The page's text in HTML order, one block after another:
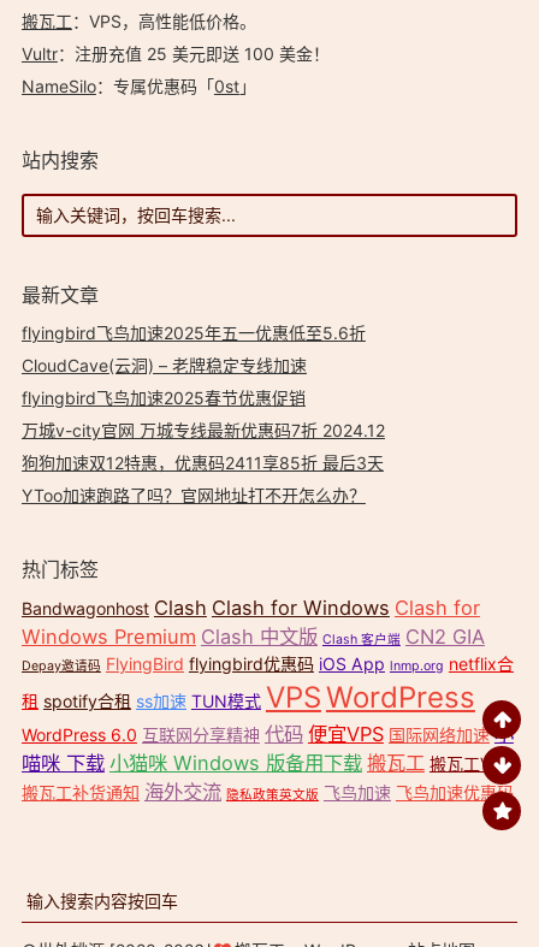
搬瓦工：VPS，高性能低价格。️
Vultr：注册充值 25 美元即送 100 美金！
NameSilo：专属优惠码「0st」
站内搜索
最新文章
flyingbird飞鸟加速2025年五一优惠低至5.6折
CloudCave(云洞) – 老牌稳定专线加速
flyingbird飞鸟加速2025春节优惠促销
万城v-city官网 万城专线最新优惠码7折 2024.12
狗狗加速双12特惠，优惠码2411享85折 最后3天
YToo加速跑路了吗？官网地址打不开怎么办？
热门标签
Bandwagonhost Clash Clash for Windows Clash for
Windows Premium Clash 中文版 Clash 客户端 CN2 GIA
Depay邀请码 FlyingBird flyingbird优惠码 iOS App lnmp.org netflix合
租 spotify合租 ss加速 TUN模式 VPSWordPress
WordPress 6.0 互联网分享精神 代码 便宜VPS 国际网络加速 小
喵咪 下载 小猫咪 Windows 版备用下载 搬瓦工 搬瓦工VPS
搬瓦工补货通知 海外交流 隐私政策英文版 飞鸟加速 飞鸟加速优惠码